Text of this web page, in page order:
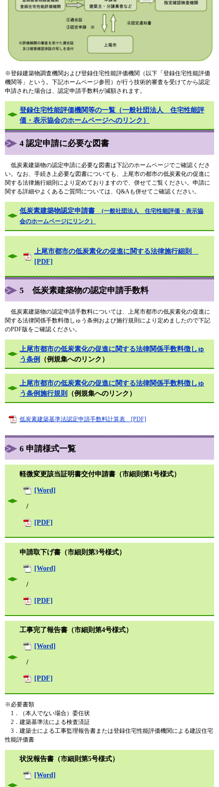
※登録建築物調査機関および登録住宅性能評価機関（以下「登録住宅性能評価
機関等」という。下記ホームページ参照）が行う技術的審査を受けてから認定
申請された場合は、認定申請手数料が減額されます。
登録住宅性能評価機関等の一覧（一般社団法人 住宅性能評
価・表示協会のホームページへのリンク）
4 認定申請に必要な図書
低炭素建築物の認定申請に必要な図書は下記のホームページでご確認くださ
い。なお、手続き上必要な図書についても、上尾市の都市の低炭素化の促進に
関する法律施行細則により定めておりますので、併せてご覧ください。申請に
関する詳細やよくあるご質問については、Q&Aも併せてご確認ください。
低炭素建築物認定申請書
(一般社団法人 住宅性能評価・表示協
会のホームページにリンク）
上尾市都市の低炭素化の促進に関する法律施行細則
[PDF]
5 低炭素建築物の認定申請手数料
低炭素建築物の認定申請手数料については、上尾市都市の低炭素化の促進に
関する法律関係手数料徴しゅう条例および施行規則により定めましたので下記
のPDF版をご確認ください。
上尾市都市の低炭素化の促進に関する法律関係手数料徴しゅ
う条例
（例規集へのリンク）
上尾市都市の低炭素化の促進に関する法律関係手数料徴しゅ
う条例施行規則
（例規集へのリンク）​
低炭素建築基準法認定申請手数料計算表 [PDF]
6 申請様式一覧
軽微変更該当証明書交付申請書（市細則第1号様式）
[Word]
/
[PDF]
申請取下げ書（市細則第3号様式）
[Word]
/
[PDF]
工事完了報告書（市細則第4号様式）
[Word]
/
[PDF]
※必要書類
1．（本人でない場合）委任状
2．建築基準法による検査済証
3．建築士による工事監理報告書または登録住宅性能評価機関による建設住宅
性能評価書
状況報告書（市細則第5号様式）
[Word]